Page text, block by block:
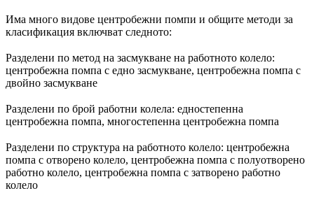
Има много видове центробежни помпи и общите методи за
класификация включват следното:
Разделени по метод на засмукване на работното колело:
центробежна помпа с едно засмукване, центробежна помпа с
двойно засмукване
Разделени по брой работни колела: едностепенна
центробежна помпа, многостепенна центробежна помпа
Разделени по структура на работното колело: центробежна
помпа с отворено колело, центробежна помпа с полуотворено
работно колело, центробежна помпа с затворено работно
колело